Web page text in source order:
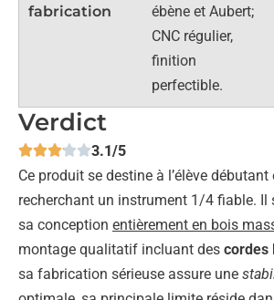
fabrication
ébène et Aubert;
CNC régulier,
finition
perfectible.
Verdict
3.1/5
Ce produit se destine à l’élève
recherchant un instrument 1/4 fiable. Il
sa conception entièrement en bois
montage qualitatif incluant des cordes
sa fabrication sérieuse assure une